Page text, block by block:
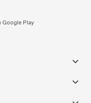
Google Play